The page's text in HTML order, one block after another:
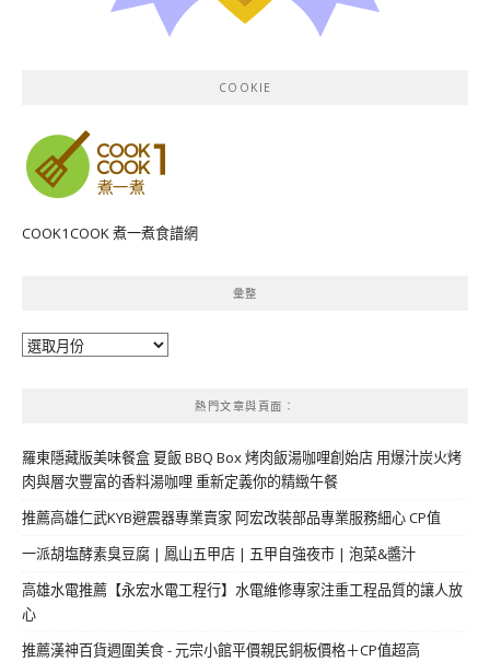
COOKIE
COOK1COOK 煮一煮食譜網
彙整
彙
熱門文章與頁面︰
羅東隱藏版美味餐盒 夏飯 BBQ Box 烤肉飯湯咖哩創始店 用爆汁炭火烤
肉與層次豐富的香料湯咖哩 重新定義你的精緻午餐
推薦高雄仁武KYB避震器專業賣家 阿宏改裝部品專業服務細心 CP值
一派胡塩酵素臭豆腐 | 鳳山五甲店 | 五甲自強夜市 | 泡菜&醬汁
高雄水電推薦【永宏水電工程行】水電維修專家注重工程品質的讓人放
心
推薦漢神百貨週圍美食 - 元宗小館平價親民銅板價格＋CP值超高